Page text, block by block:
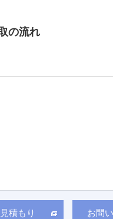
の流れ
積もり お問